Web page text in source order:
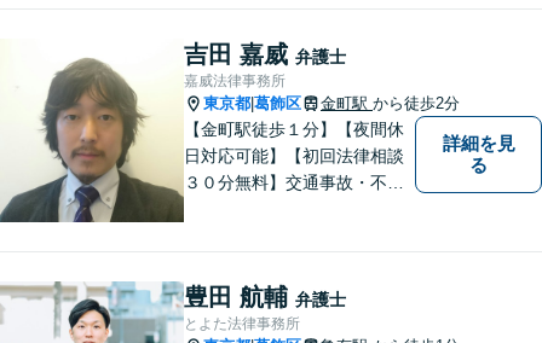
吉田 嘉威 弁護士
嘉威法律事務所
東京都 葛飾区 金町駅 から徒歩2分
【金町駅徒歩１分】【夜間休
日対応可能】【初回法律相談
３０分無料】交通事故・不動
事務所です。培ってきたスキ
ルを生かした弁護活動を行い
詳細を見
る
豊田 航輔 弁護士
とよた法律事務所